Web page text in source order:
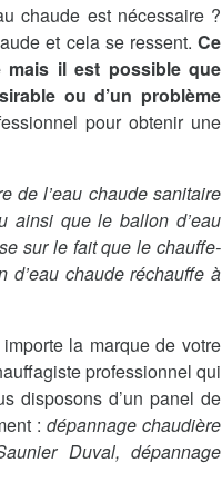
chaude est nécessaire ?
et cela se ressent. Ce
mais il est possible que
ou d’un problème
pour obtenir une
de l’eau chaude sanitaire
ainsi que le ballon d’eau
sur le fait que le chauffe-
d’eau chaude réchauffe à
la marque de votre
professionnel qui
disposons d’un panel de
:dépannage chaudière
Duval, dépannage